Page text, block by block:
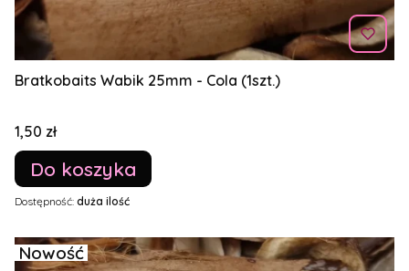
Bratkobaits Wabik 25mm - Cola (1szt.)
Cena
1,50 zł
Do koszyka
Dostępność: duża ilość
Nowość